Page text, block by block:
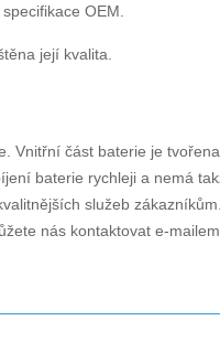
OEM.
její kvalita.
Vnitřní část baterie je
baterie rychleji a nemá
služeb
nás kontaktovat e-